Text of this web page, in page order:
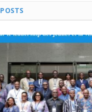
POSTS